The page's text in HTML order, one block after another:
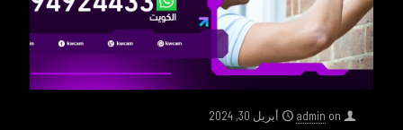
admin on أبريل 30, 2024